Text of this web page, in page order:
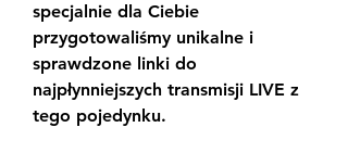
specjalnie dla Ciebie
przygotowaliśmy unikalne i
sprawdzone linki do
najpłynniejszych transmisji LIVE z
tego pojedynku.